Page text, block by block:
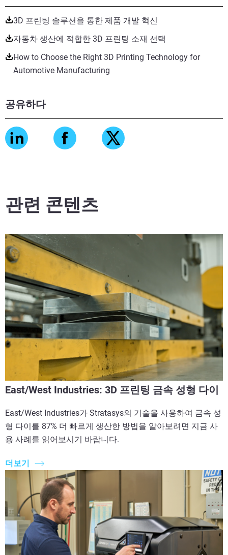
3D 프린팅 솔루션을 통한 제품 개발 혁신
자동차 생산에 적합한 3D 프린팅 소재 선택
How to Choose the Right 3D Printing Technology for
Automotive Manufacturing
공유하다
관련 콘텐츠
East/West Industries: 3D 프린팅 금속 성형 다이
East/West Industries가 Stratasys의 기술을 사용하여 금속 성
형 다이를 87% 더 빠르게 생산한 방법을 알아보려면 지금 사
용 사례를 읽어보시기 바랍니다.
더보기